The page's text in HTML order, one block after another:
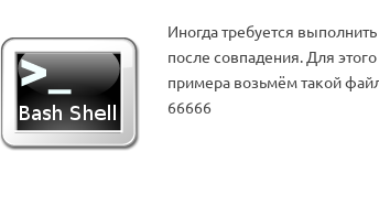
Иногда требуется
после совпадения. Для
примера возьмём такой
66666